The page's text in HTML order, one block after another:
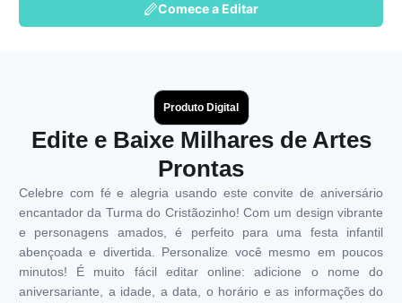
Comece a Editar
Produto Digital
Edite e Baixe Milhares de Artes
Prontas
Celebre com fé e alegria usando este convite de aniversário
encantador da Turma do Cristãozinho! Com um design vibrante
e personagens amados, é perfeito para uma festa infantil
abençoada e divertida. Personalize você mesmo em poucos
minutos! É muito fácil editar online: adicione o nome do
aniversariante, a idade, a data, o horário e as informações do